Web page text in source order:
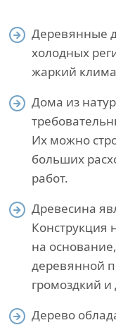
Деревянные
холодных
жаркий
Дома из
Их можно
больших
работ.
Древесина
Конструкция
на
деревянной
громоздкий
Дерево